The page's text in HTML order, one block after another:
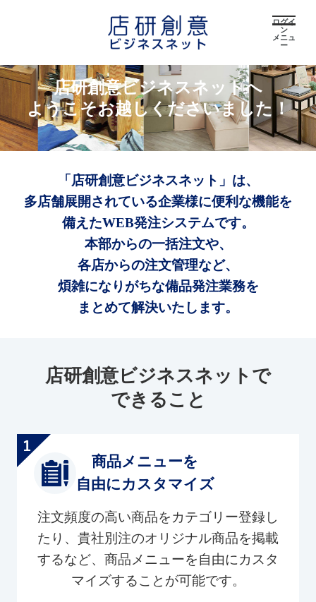
ログイ
ン
メニュ
ー
店研創意ビジネスネットへ
ようこそお越しくださいました！
「店研創意ビジネスネット」は、
多店舗展開されている企業様に便利な機能を
備えたWEB発注システムです。
本部からの一括注文や、
各店からの注文管理など、
煩雑になりがちな備品発注業務を
まとめて解決いたします。
店研創意ビジネスネットで
できること
商品メニューを
自由にカスタマイズ
注文頻度の高い商品をカテゴリー登録し
たり、貴社別注のオリジナル商品を掲載
するなど、商品メニューを自由にカスタ
マイズすることが可能です。